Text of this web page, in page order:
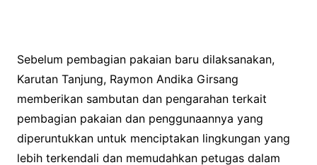
Sebelum pembagian pakaian baru dilaksanakan,
Karutan Tanjung, Raymon Andika Girsang
memberikan sambutan dan pengarahan terkait
pembagian pakaian dan penggunaannya yang
diperuntukkan untuk menciptakan lingkungan yang
lebih terkendali dan memudahkan petugas dalam